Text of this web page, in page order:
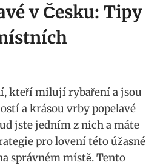
v Česku:‍ Tipy
kteří‌ milují⁣ rybaření a jsou
a krásou vrby popelavé
jste ‌jedním z nich a máte
pro lovení této⁤ úžasné⁢
správném ​místě. Tento